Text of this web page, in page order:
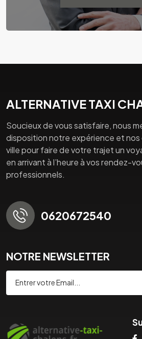
ALTERNATIVE TAXI
Soucieux de vous satisfaire, nous
disposition notre expérience et nos
ville pour faire de votre trajet un
en arrivant à l’heure à vos rendez-
professionnels.
0620672540
NOTRE NEWSLETTER